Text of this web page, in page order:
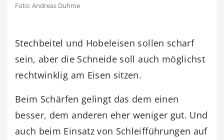
Foto: Andreas Duhme
Stechbeitel und Hobeleisen sollen scharf
sein, aber die Schneide soll auch möglichst
rechtwinklig am Eisen sitzen.
Beim Schärfen gelingt das dem einen
besser, dem anderen eher weniger gut. Und
auch beim Einsatz von Schleifführungen auf